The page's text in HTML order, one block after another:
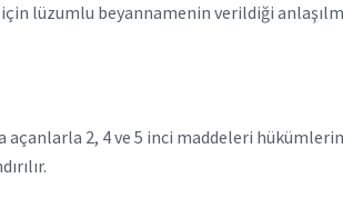
lüzumlu beyannamenin verildiği
2, 4 ve 5 inci maddeleri